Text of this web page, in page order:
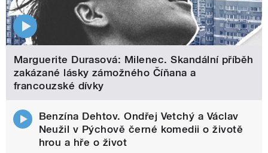
Marguerite Durasová: Milenec. Skandální příběh
zakázané lásky zámožného Číňana a
francouzské dívky
Benzína Dehtov. Ondřej Vetchý a Václav
Neužil v Pýchově černé komedii o životě
hrou a hře o život